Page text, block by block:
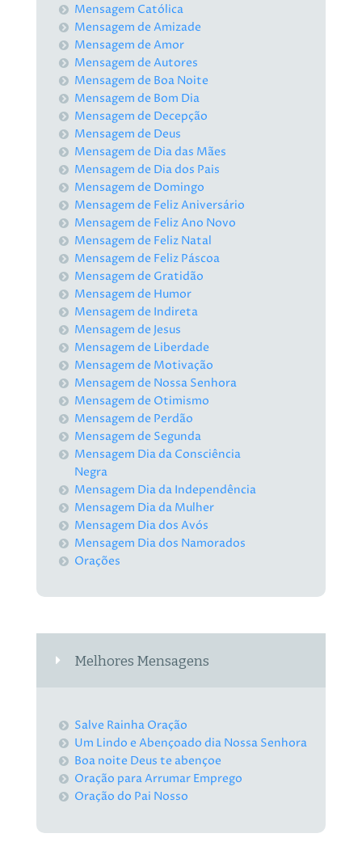
Mensagem Católica
Mensagem de Amizade
Mensagem de Amor
Mensagem de Autores
Mensagem de Boa Noite
Mensagem de Bom Dia
Mensagem de Decepção
Mensagem de Deus
Mensagem de Dia das Mães
Mensagem de Dia dos Pais
Mensagem de Domingo
Mensagem de Feliz Aniversário
Mensagem de Feliz Ano Novo
Mensagem de Feliz Natal
Mensagem de Feliz Páscoa
Mensagem de Gratidão
Mensagem de Humor
Mensagem de Indireta
Mensagem de Jesus
Mensagem de Liberdade
Mensagem de Motivação
Mensagem de Nossa Senhora
Mensagem de Otimismo
Mensagem de Perdão
Mensagem de Segunda
Mensagem Dia da Consciência
Negra
Mensagem Dia da Independência
Mensagem Dia da Mulher
Mensagem Dia dos Avós
Mensagem Dia dos Namorados
Orações
Melhores Mensagens
Salve Rainha Oração
Um Lindo e Abençoado dia Nossa Senhora
Boa noite Deus te abençoe
Oração para Arrumar Emprego
Oração do Pai Nosso